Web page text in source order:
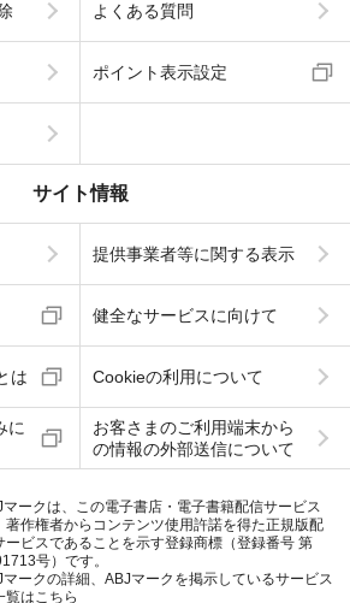
よくある質問
ポイント表示設定
サイト情報
提供事業者等に関する表示
健全なサービスに向けて
は Cookieの利用について
に
お客さまのご利用端末から
の情報の外部送信について
マークは、この電子書店・電子書籍配信サービス
著作権者からコンテンツ使用許諾を得た正規版配
ービスであることを示す登録商標（登録番号 第
号）です。
マークの詳細、ABJマークを掲示しているサービス
覧はこちら